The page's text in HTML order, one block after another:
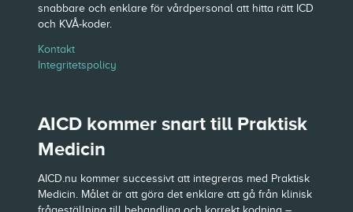
snabbare och enklare för vårdpersonal att hitta rätt ICD
och KVÅ-koder.
Kontakt
Integritetspolicy
AICD kommer snart till Praktisk
Medicin
AICD.nu kommer successivt att integreras med Praktisk
Medicin. Målet är att göra det enklare att gå från klinisk